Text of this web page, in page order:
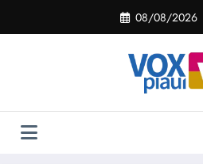
o
08/08/2026